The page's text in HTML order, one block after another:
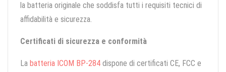
la batteria originale che soddisfa tutti i requisiti tecnici di
affidabilità e sicurezza.
Certificati di sicurezza e conformità
La batteria ICOM BP-284 dispone di certificati CE, FCC e